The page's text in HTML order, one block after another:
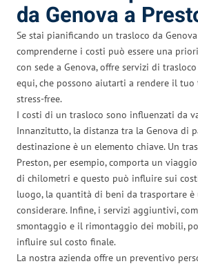
da Genova a
Se stai pianificando un trasloco da
comprenderne i costi può essere una
con sede a Genova, offre servizi di
equi, che possono aiutarti a rendere il tuo
stress-free.
I costi di un trasloco sono influenzati da
Innanzitutto, la distanza tra la Genova di
destinazione è un elemento chiave. Un
Preston, per esempio, comporta un
di chilometri e questo può influire sui
luogo, la quantità di beni da trasportare
considerare. Infine, i servizi aggiuntivi,
smontaggio e il rimontaggio dei mobili,
influire sul costo finale.
La nostra azienda offre un preventivo